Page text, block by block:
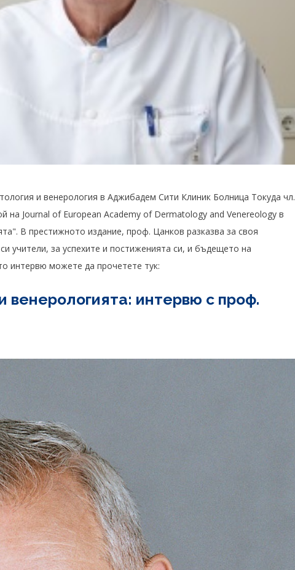
и венерология в Аджибадем Сити Клиник Болница Токуда чл.
на Journal of European Academy of Dermatology and Venereology в
В престижното издание, проф. Цанков разказва за своя
учители, за успехите и постиженията си, и бъдещето на
интервю можете да прочетете тук:
венерологията: интервю с проф.